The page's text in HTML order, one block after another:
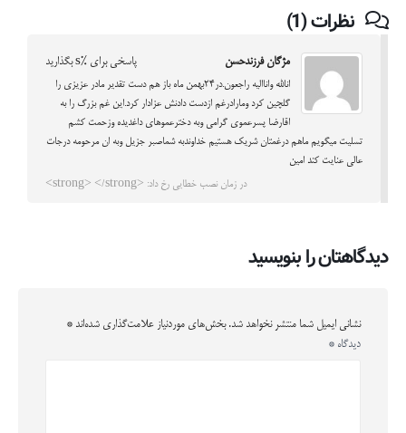
نظرات (1)
مژگان فرزندحسن پاسخی برای %s بگذارید
انالله واناالیه راجعون.در24بهمن ماه باز هم دست تقدیر مادر عزیزی را
گلچین کرد ومارادرغم ازدست دادنش عزادار کرد.این غم بزرگ را به
اقارضا پسرعموی گرامی وبه دخترعموهای داغدیده وزحمت کشم
تسلیت میگویم ماهم درغمتان شریک هستیم خداوندبه شماصبر جزیل وبه ان مرحومه درجات
عالی عنایت کند امین
در زمان نصب خطایی رخ داد: <strong> </strong>
دیدگاهتان را بنویسید
نشانی ایمیل شما منتشر نخواهد شد. بخش‌های موردنیاز علامت‌گذاری شده‌اند *
دیدگاه *